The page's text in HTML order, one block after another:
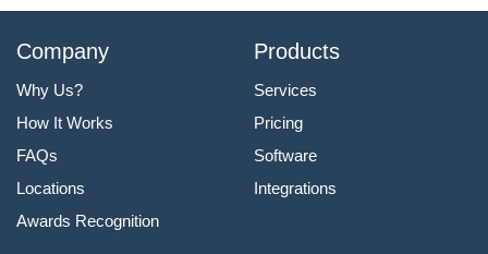
Company
Why Us?
How It Works
FAQs
Locations
Awards Recognition
Products
Services
Pricing
Software
Integrations